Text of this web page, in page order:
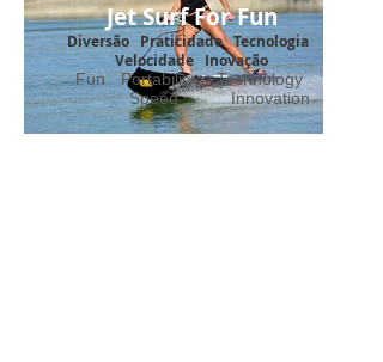
Jet Surf For Fun
Diversão Praticidade Tecnologia
Velocidade Inovação
Fun Portability
Technology
Speed
Innovation